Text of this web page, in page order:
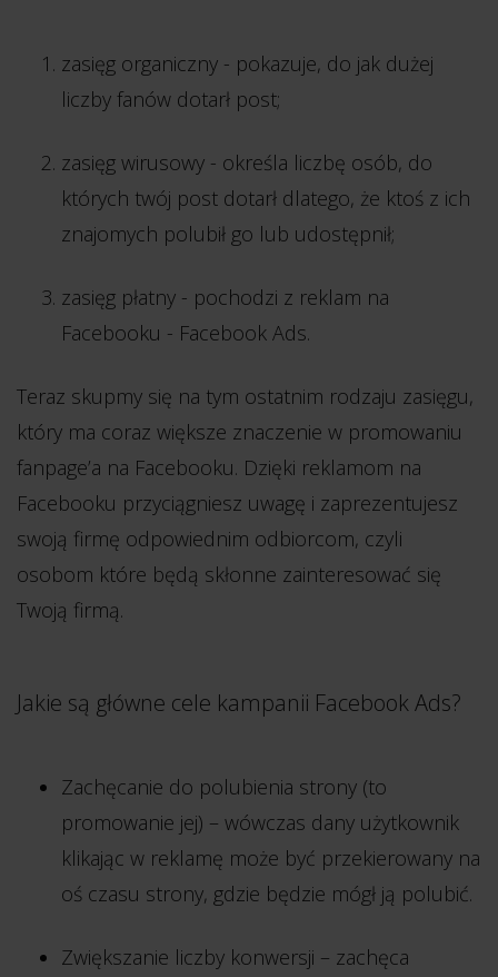
zasięg organiczny - pokazuje, do jak dużej
liczby fanów dotarł post;
zasięg wirusowy - określa liczbę osób, do
których twój post dotarł dlatego, że ktoś z ich
znajomych polubił go lub udostępnił;
zasięg płatny - pochodzi z reklam na
Facebooku - Facebook Ads.
Teraz skupmy się na tym ostatnim rodzaju zasięgu,
który ma coraz większe znaczenie w promowaniu
fanpage’a na Facebooku. Dzięki reklamom na
Facebooku przyciągniesz uwagę i zaprezentujesz
swoją firmę odpowiednim odbiorcom, czyli
osobom które będą skłonne zainteresować się
Twoją firmą.
Jakie są główne cele kampanii Facebook Ads?
Zachęcanie do polubienia strony (to
promowanie jej) – wówczas dany użytkownik
klikając w reklamę może być przekierowany na
oś czasu strony, gdzie będzie mógł ją polubić.
Zwiększanie liczby konwersji – zachęca